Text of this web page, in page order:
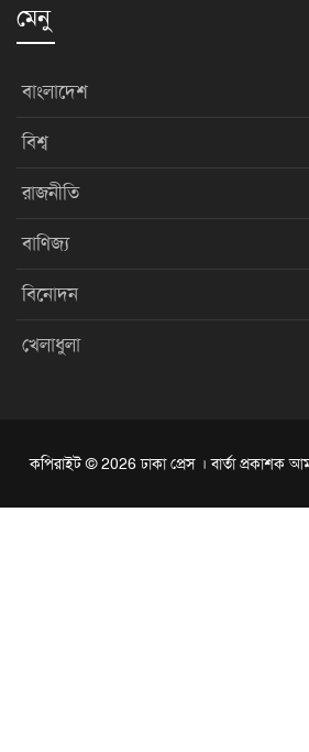
মেনু
বাংলাদেশ
বিশ্ব
রাজনীতি
বাণিজ্য
বিনোদন
খেলাধুলা
কপিরাইট © 2026 ঢাকা প্রেস । বার্তা প্রকাশক